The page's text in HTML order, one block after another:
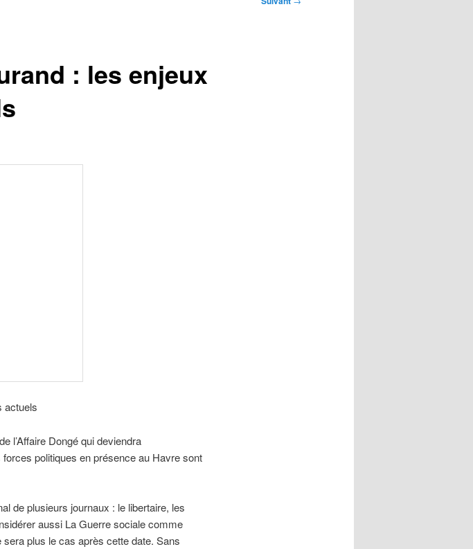
: les enjeux
actuels
l’Affaire Dongé qui deviendra
politiques en présence au Havre sont
de plusieurs journaux : le libertaire, les
aussi La Guerre sociale comme
plus le cas après cette date. Sans